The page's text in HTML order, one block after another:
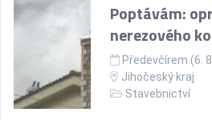
Poptávám:
nerezového
Předevčírem (6.
Jihočeský kraj
Stavebnictví